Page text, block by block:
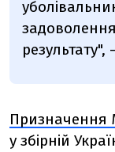
Призначення
у збірній